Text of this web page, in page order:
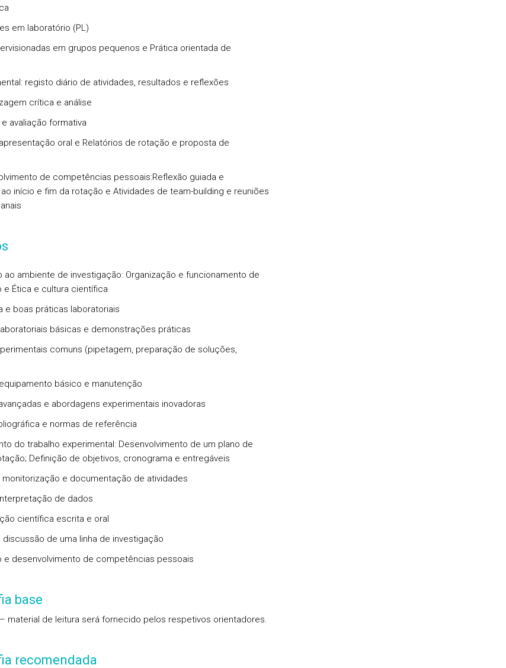
em laboratório (PL)
em grupos pequenos e Prática orientada de
registo diário de atividades, resultados e reflexões
crítica e análise
avaliação formativa
oral e Relatórios de rotação e proposta de
de competências pessoais:Reflexão guiada e
início e fim da rotação e Atividades de team-building e reuniões
ao ambiente de investigação: Organização e funcionamento de
e Ética e cultura científica
e boas práticas laboratoriais
básicas e demonstrações práticas
comuns (pipetagem, preparação de soluções,
básico e manutenção
e abordagens experimentais inovadoras
e normas de referência
do trabalho experimental: Desenvolvimento de um plano de
Definição de objetivos, cronograma e entregáveis
monitorização e documentação de atividades
de dados
científica escrita e oral
discussão de uma linha de investigação
e desenvolvimento de competências pessoais
base
material de leitura será fornecido pelos respetivos orientadores.
recomendada